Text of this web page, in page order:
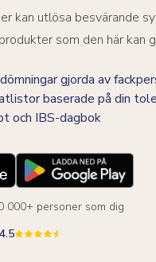
kan utlösa besvärande
som den här kan
gjorda av
baserade på din
och IBS-dagbok
000+ personer som dig
4.5